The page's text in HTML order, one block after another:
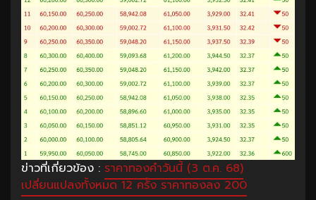
ข่าวที่เกี่ยวข้อง : ราคาทองคำวันนี้ (3 ต.ค. 68)
เปลี่ยนแปลงทั้งหมด 12 ครั้ง ราคาทองลง 200